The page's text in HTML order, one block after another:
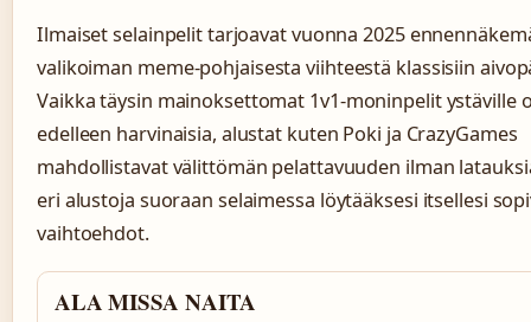
Ilmaiset selainpelit tarjoavat vuonna 2025
valikoiman meme-pohjaisesta viihteestä klassisiin
Vaikka täysin mainoksettomat 1v1-moninpelit ystäville
edelleen harvinaisia, alustat kuten Poki ja CrazyGames
mahdollistavat välittömän pelattavuuden ilman
eri alustoja suoraan selaimessa löytääksesi itsellesi
vaihtoehdot.
ALA MISSA NAITA